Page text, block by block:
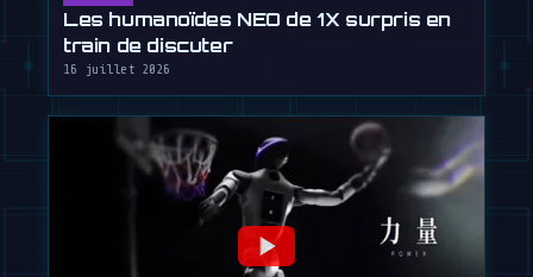
Les humanoïdes NEO de 1X surpris en
train de discuter
16 juillet 2026